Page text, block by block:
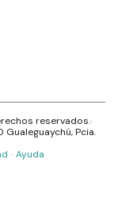
reservados.·
Gualeguaychú, Pcia.
· Ayuda